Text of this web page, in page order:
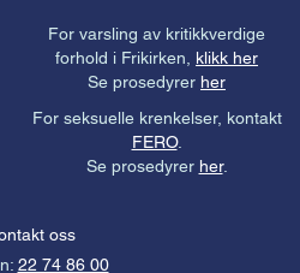
oss
22 74 86 00
For varsling av kritikkverdige
forhold i Frikirken, klikk her
Se prosedyrer her
For seksuelle krenkelser, kontakt
FERO.
Se prosedyrer her.